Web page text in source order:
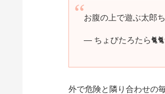
お腹の上で遊ぶ太郎
— ちょびたろたら
外で危険と隣り合わせの